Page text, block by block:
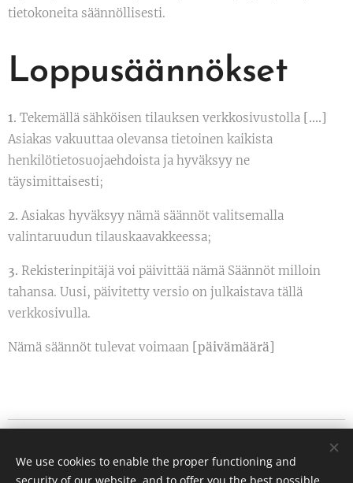
tietokoneita säännöllisesti.
Loppusäännökset
1. Tekemällä sähköisen tilauksen verkkosivustolla [….]
Asiakas vakuuttaa olevansa tietoinen kaikista
henkilötietosuojaehdoista ja hyväksyy ne
täysimittaisesti;
2. Asiakas hyväksyy nämä säännöt valitsemalla
valintaruudun tilauskaavakkeessa;
3. Rekisterinpitäjä voi päivittää nämä Säännöt milloin
tahansa. Uusi, päivitetty versio on julkaistava tällä
verkkosivulla.
Nämä säännöt tulevat voimaan [päivämäärä]
Suonojantie 200, 01860 PERTTULA
We use cookies to enable the proper functioning and